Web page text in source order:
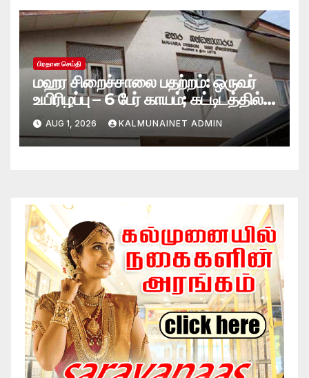
பிரதான செய்தி
மஹர சிறைச்சாலை பதற்றம்: ஒருவர்
உயிரிழப்பு – 6 பேர் காயம்; கட்டிடத்தில்
பாரிய தீ
AUG 1, 2026 KALMUNAINET ADMIN